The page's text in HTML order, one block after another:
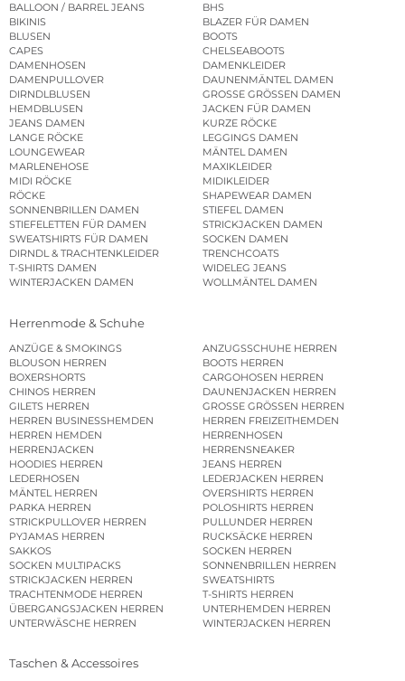
BALLOON / BARREL JEANS
BHS
BIKINIS
BLAZER FÜR DAMEN
BLUSEN
BOOTS
CAPES
CHELSEABOOTS
DAMENHOSEN
DAMENKLEIDER
DAMENPULLOVER
DAUNENMÄNTEL DAMEN
DIRNDLBLUSEN
GROSSE GRÖSSEN DAMEN
HEMDBLUSEN
JACKEN FÜR DAMEN
JEANS DAMEN
KURZE RÖCKE
LANGE RÖCKE
LEGGINGS DAMEN
LOUNGEWEAR
MÄNTEL DAMEN
MARLENEHOSE
MAXIKLEIDER
MIDI RÖCKE
MIDIKLEIDER
RÖCKE
SHAPEWEAR DAMEN
SONNENBRILLEN DAMEN
STIEFEL DAMEN
STIEFELETTEN FÜR DAMEN
STRICKJACKEN DAMEN
SWEATSHIRTS FÜR DAMEN
SOCKEN DAMEN
DIRNDL & TRACHTENKLEIDER
TRENCHCOATS
T-SHIRTS DAMEN
WIDELEG JEANS
WINTERJACKEN DAMEN
WOLLMÄNTEL DAMEN
Herrenmode & Schuhe
ANZÜGE & SMOKINGS
ANZUGSSCHUHE HERREN
BLOUSON HERREN
BOOTS HERREN
BOXERSHORTS
CARGOHOSEN HERREN
CHINOS HERREN
DAUNENJACKEN HERREN
GILETS HERREN
GROSSE GRÖSSEN HERREN
HERREN BUSINESSHEMDEN
HERREN FREIZEITHEMDEN
HERREN HEMDEN
HERRENHOSEN
HERRENJACKEN
HERRENSNEAKER
HOODIES HERREN
JEANS HERREN
LEDERHOSEN
LEDERJACKEN HERREN
MÄNTEL HERREN
OVERSHIRTS HERREN
PARKA HERREN
POLOSHIRTS HERREN
STRICKPULLOVER HERREN
PULLUNDER HERREN
PYJAMAS HERREN
RUCKSÄCKE HERREN
SAKKOS
SOCKEN HERREN
SOCKEN MULTIPACKS
SONNENBRILLEN HERREN
STRICKJACKEN HERREN
SWEATSHIRTS
TRACHTENMODE HERREN
T-SHIRTS HERREN
ÜBERGANGSJACKEN HERREN
UNTERHEMDEN HERREN
UNTERWÄSCHE HERREN
WINTERJACKEN HERREN
Taschen & Accessoires